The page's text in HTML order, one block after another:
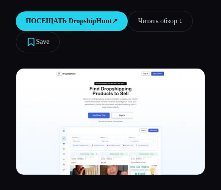
Блог
Сравнить инструменты
ПОСЕЩАТЬ DropshipHunt↗︎ Читать обзор ↓︎
Save